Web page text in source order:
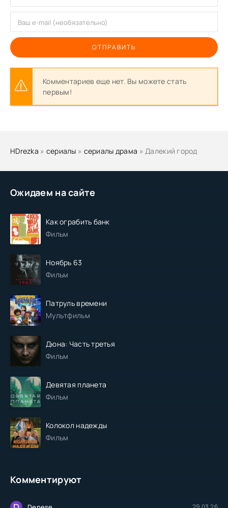
Ожидаем на сайте
Как ограбить банк
Фильм
Ноябрь 63
Фильм
Патруль времени
Мультфильм
Дюна: Часть третья
Фильм
Девятая планета
Фильм
Колокол надежды
Фильм
Комментируют
ОТПРАВИТЬ
Комментариев еще нет. Вы можете стать
первым!
HDrezka » сериалы » сериалы драма » Далекий город